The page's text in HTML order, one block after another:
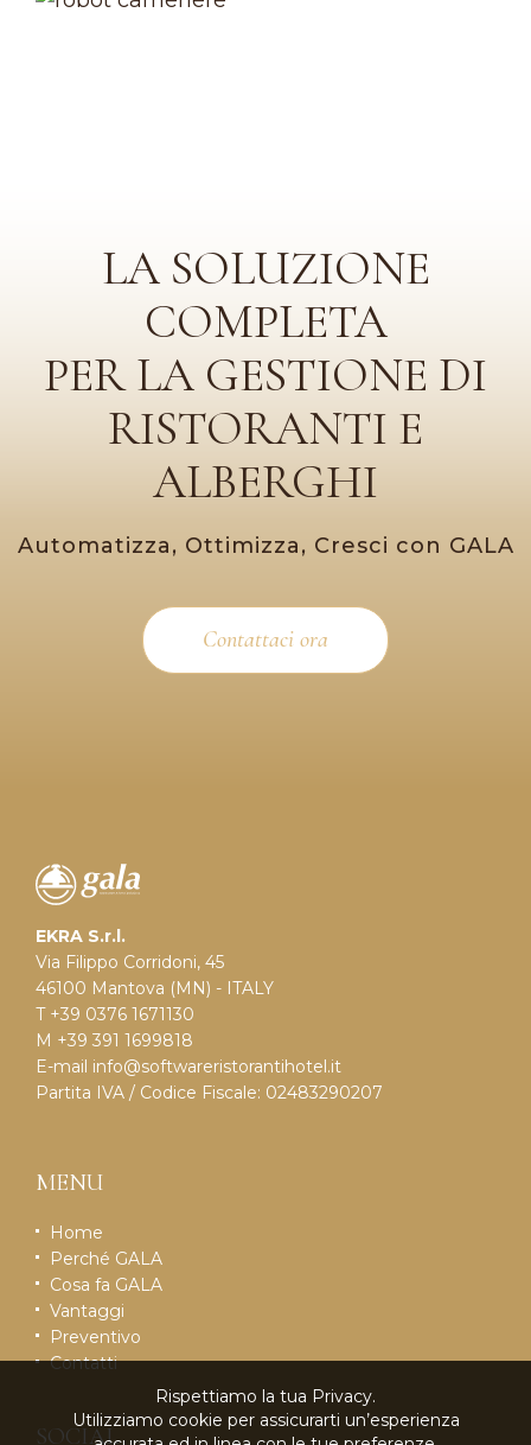
LA SOLUZIONE
COMPLETA
PER LA GESTIONE DI
RISTORANTI E
ALBERGHI
Automatizza, Ottimizza, Cresci con GALA
Contattaci ora
EKRA S.r.l.
Via Filippo Corridoni, 45
46100 Mantova (MN) - ITALY
T +39 0376 1671130
M +39 391 1699818
E-mail info@softwareristorantihotel.it
Partita IVA / Codice Fiscale: 02483290207
MENU
Home
Perché GALA
Cosa fa GALA
Vantaggi
Preventivo
Contatti
SOCIAL
Rispettiamo la tua Privacy.
Utilizziamo cookie per assicurarti un’esperienza